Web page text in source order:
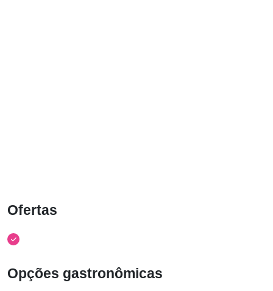
Ofertas
Opções gastronômicas